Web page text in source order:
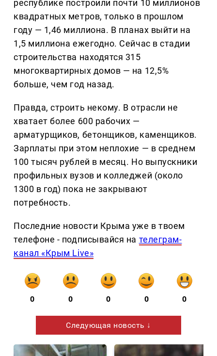
республике построили почти 10 миллионов
квадратных метров, только в прошлом
году — 1,46 миллиона. В планах выйти на
1,5 миллиона ежегодно. Сейчас в стадии
строительства находятся 315
многоквартирных домов — на 12,5%
больше, чем год назад.
Правда, строить некому. В отрасли не
хватает более 600 рабочих —
арматурщиков, бетонщиков, каменщиков.
Зарплаты при этом неплохие — в среднем
100 тысяч рублей в месяц. Но выпускники
профильных вузов и колледжей (около
1300 в год) пока не закрывают
потребность.
Последние новости Крыма уже в твоем
телефоне - подписывайся на телеграм-
канал «Крым Live»
0 0 0 0 0
Следующая новость ↓